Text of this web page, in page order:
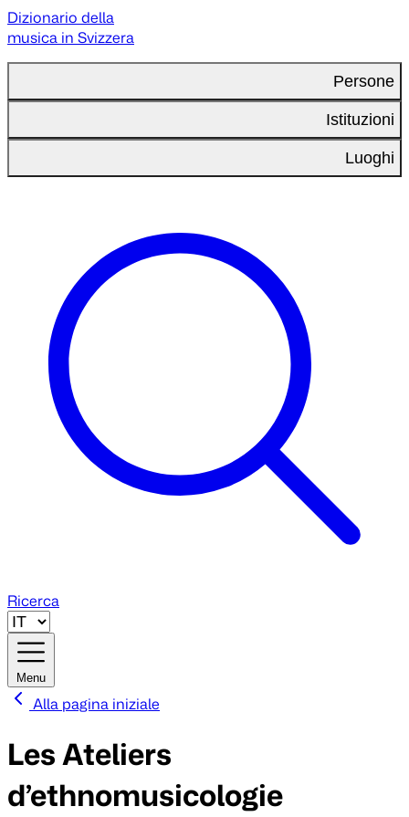
Dizionario della
musica in Svizzera
Persone
Istituzioni
Luoghi
Ricerca
Menu
Alla pagina iniziale
Les Ateliers
d’ethnomusicologie